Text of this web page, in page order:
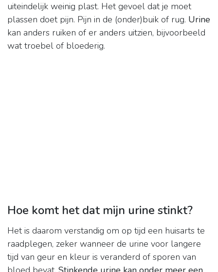
uiteindelijk weinig plast. Het gevoel dat je moet
plassen doet pijn. Pijn in de (onder)buik of rug. Urine
kan anders ruiken of er anders uitzien, bijvoorbeeld
wat troebel of bloederig.
Hoe komt het dat mijn urine stinkt?
Het is daarom verstandig om op tijd een huisarts te
raadplegen, zeker wanneer de urine voor langere
tijd van geur en kleur is veranderd of sporen van